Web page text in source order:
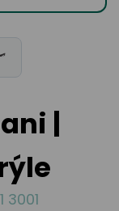
brýle
|
3001